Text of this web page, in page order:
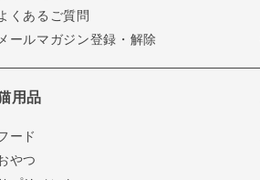
くあるご質問
メールマガジン登録・解除
用品
ード
やつ